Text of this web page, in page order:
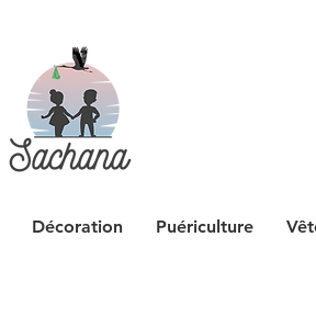
Décoration Puériculture